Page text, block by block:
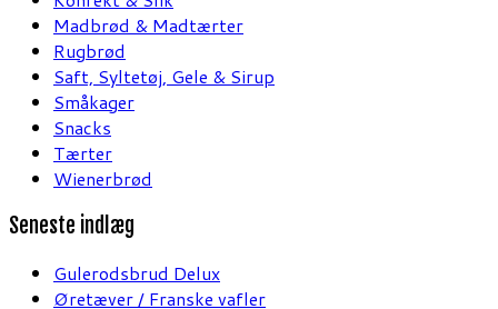
Madbrød & Madtærter
Rugbrød
Saft, Syltetøj, Gele & Sirup
Småkager
Snacks
Tærter
Wienerbrød
Seneste indlæg
Gulerodsbrud Delux
Øretæver / Franske vafler